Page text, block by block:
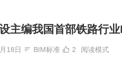
主编我国首部铁路行
18日 BIM标准 2 阅读模式